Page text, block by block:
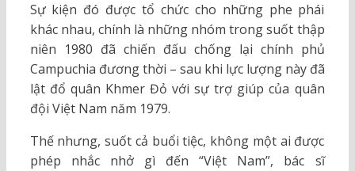
Sự kiện đó được tổ chức cho những phe phái
khác nhau, chính là những nhóm trong suốt thập
niên 1980 đã chiến đấu chống lại chính phủ
Campuchia đương thời – sau khi lực lượng này đã
lật đổ quân Khmer Đỏ với sự trợ giúp của quân
đội Việt Nam năm 1979.
Thế nhưng, suốt cả buổi tiệc, không một ai được
phép nhắc nhở gì đến “Việt Nam”, bác sĩ